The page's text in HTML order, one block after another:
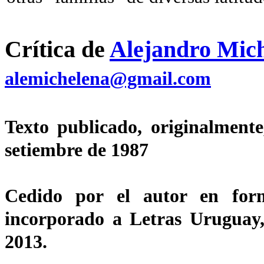
Crítica de Alejandro
alemichelena@gmail.com
Texto publicado,
setiembre de 1987
Cedido por el autor en
incorporado a Letras
2013.